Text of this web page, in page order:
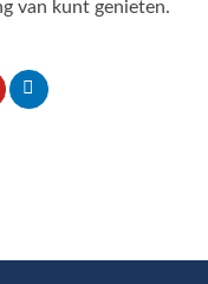
van kunt genieten.